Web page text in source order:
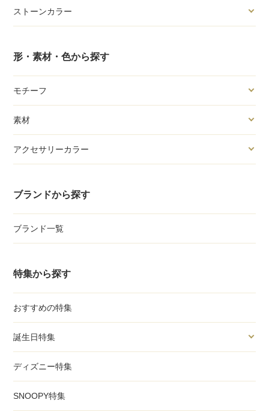
ストーンカラー
形・素材・色から探す
モチーフ
素材
アクセサリーカラー
ブランドから探す
ブランド一覧
特集から探す
おすすめの特集
誕生日特集
ディズニー特集
SNOOPY特集